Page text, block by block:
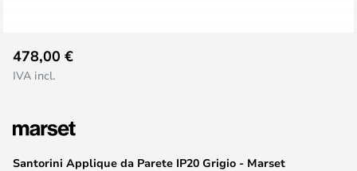
all'inizio
della
di
immagini
Santorini Applique da Parete IP20 Grigio - Marset
478,00 €
IVA incl.